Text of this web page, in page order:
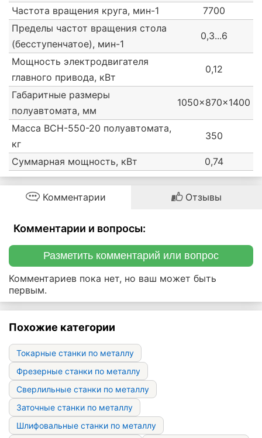
Частота вращения круга, мин-1
7700
Пределы частот вращения стола
(бесступенчатое), мин-1
0,3...6
Мощность электродвигателя
главного привода, кВт
0,12
Габаритные размеры
полуавтомата, мм
1050x870x1400
Масса ВСН-550-20 полуавтомата,
кг
350
Суммарная мощность, кВт 0,74
Комментарии Отзывы
Комментарии и вопросы:
Разметить комментарий или вопрос
Комментариев пока нет, но ваш может быть
первым.
Похожие категории
Токарные станки по металлу
Фрезерные станки по металлу
Сверлильные станки по металлу
Заточные станки по металлу
Шлифовальные станки по металлу